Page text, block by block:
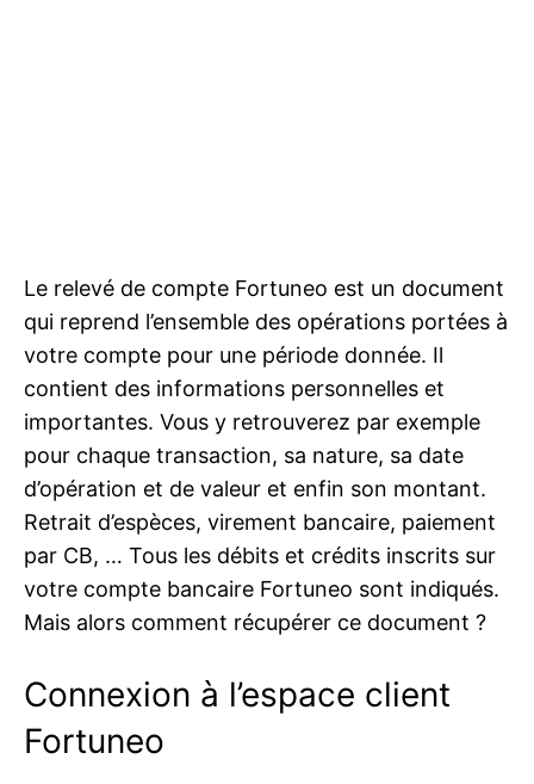
Le relevé de compte Fortuneo est un document
qui reprend l’ensemble des opérations portées à
votre compte pour une période donnée. Il
contient des informations personnelles et
importantes. Vous y retrouverez par exemple
pour chaque transaction, sa nature, sa date
d’opération et de valeur et enfin son montant.
Retrait d’espèces, virement bancaire, paiement
par CB, … Tous les débits et crédits inscrits sur
votre compte bancaire Fortuneo sont indiqués.
Mais alors comment récupérer ce document ?
Connexion à l’espace client
Fortuneo